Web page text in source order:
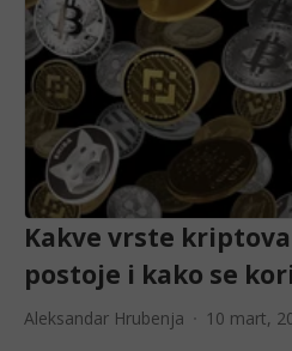
Kakve vrste
postoje i kako se
Aleksandar Hrubenja 10 mart,